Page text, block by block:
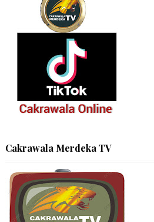
Cakrawala Merdeka TV